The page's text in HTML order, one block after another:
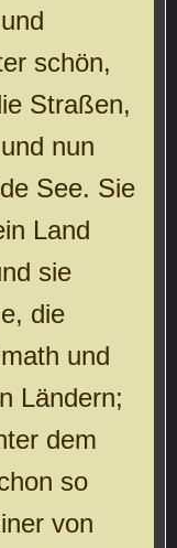
schön,
Straßen,
nun
See. Sie
Land
sie
die
und
Ländern;
dem
so
von